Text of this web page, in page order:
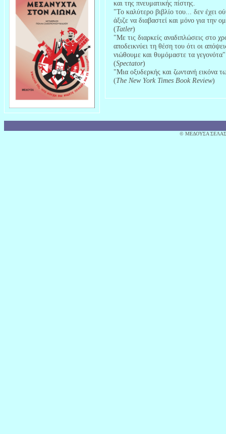
και της πνευματικής πίστης.
"Το καλύτερο βιβλίο του... δεν έχει
άξιζε να διαβαστεί και μόνο για την
(Tatler)
"Με τις διαρκείς αναδιπλώσεις στο
αποδεικνύει τη θέση του ότι οι
νιώθουμε και θυμόμαστε τα
(Spectator)
"Μια οξυδερκής και ζωντανή εικόνα
(The New York Times Book Review)
© MΕΔΟΥΣΑ